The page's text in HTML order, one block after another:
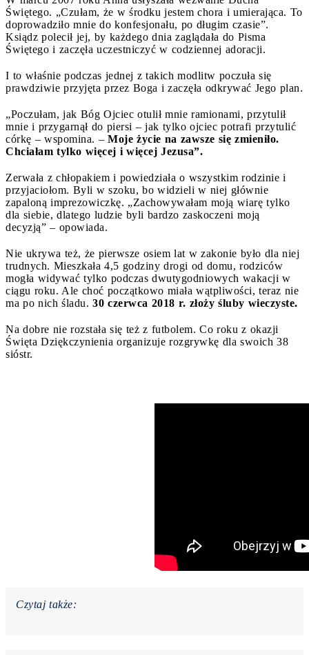
Świętego. „Czułam, że w środku jestem chora i umierająca. To
doprowadziło mnie do konfesjonału, po długim czasie”.
Ksiądz polecił jej, by każdego dnia zaglądała do Pisma
Świętego i zaczęła uczestniczyć w codziennej adoracji.
I to właśnie podczas jednej z takich modlitw poczuła się
prawdziwie przyjęta przez Boga i zaczęła odkrywać Jego plan.
„Poczułam, jak Bóg Ojciec otulił mnie ramionami, przytulił
mnie i przygarnął do piersi – jak tylko ojciec potrafi przytulić
córkę – wspomina. – Moje życie na zawsze się zmieniło.
Chciałam tylko więcej i więcej Jezusa”.
Zerwała z chłopakiem i powiedziała o wszystkim rodzinie i
przyjaciołom. Byli w szoku, bo widzieli w niej głównie
zapaloną imprezowiczkę. „Zachowywałam moją wiarę tylko
dla siebie, dlatego ludzie byli bardzo zaskoczeni moją
decyzją” – opowiada.
Nie ukrywa też, że pierwsze osiem lat w zakonie było dla niej
trudnych. Mieszkała 4,5 godziny drogi od domu, rodziców
mogła widywać tylko podczas dwutygodniowych wakacji w
ciągu roku. Ale choć początkowo miała wątpliwości, teraz nie
ma po nich śladu. 30 czerwca 2018 r. złoży śluby wieczyste.
Na dobre nie rozstała się też z futbolem. Co roku z okazji
Święta Dziękczynienia organizuje rozgrywkę dla swoich 38
sióstr.
Czytaj także: